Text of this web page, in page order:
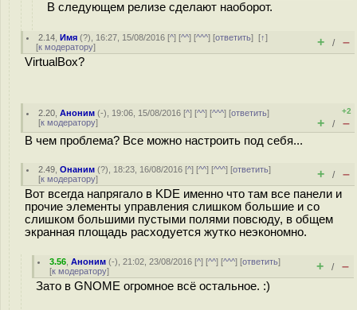
В следующем релизе сделают наоборот.
2.14 ,Имя (?), 16:27, 15/08/2016 [^] [^^] [^^^] [ответить][↑]
[к модератору] + / –
VirtualBox?
2.20 ,Аноним (-), 19:06, 15/08/2016 [^] [^^] [^^^] [ответить]
[к модератору]
+2
+ / –
В чем проблема? Все можно настроить под себя...
2.49 ,Онаним (?), 18:23, 16/08/2016 [^] [^^] [^^^] [ответить]
[к модератору] + / –
Вот всегда напрягало в KDE именно что там все панели и
прочие элементы управления слишком большие и со
слишком большими пустыми полями повсюду, в общем
экранная площадь расходуется жутко неэкономно.
3.56 ,Аноним (-), 21:02, 23/08/2016 [^] [^^] [^^^] [ответить]
[к модератору] + / –
Зато в GNOME огромное всё остальное. :)